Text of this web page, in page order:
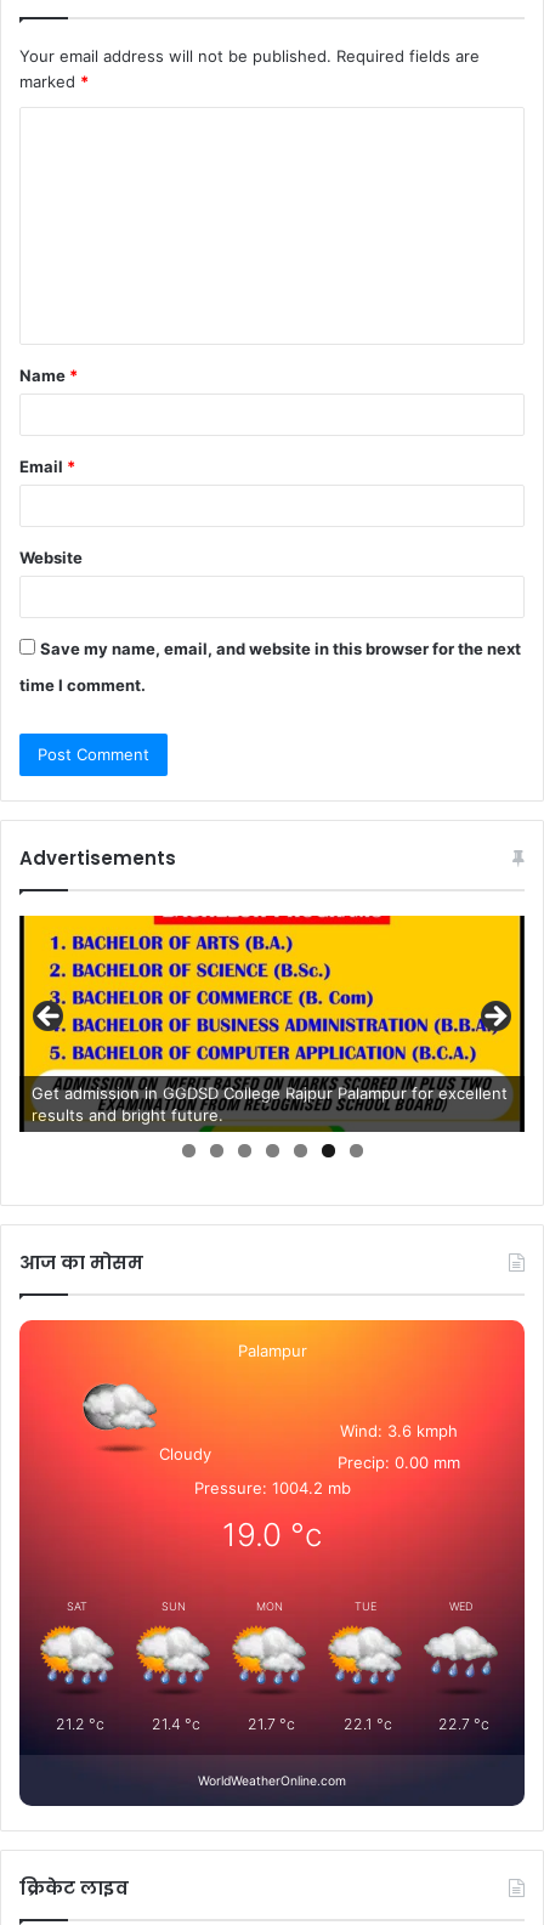
Your email address will not be published. Required fields are
marked *
Name *
Email *
Website
Save my name, email, and website in this browser for the next
time I comment.
Advertisements
Get admission in GGDSD College Rajpur Palampur for excellent
results and bright future.
आज का मोसम
Palampur
Cloudy
Wind: 3.6 kmph
Precip: 0.00 mm
Pressure: 1004.2 mb
19.0 °c
SAT
21.2 °c
SUN
21.4 °c
MON
21.7 °c
TUE
22.1 °c
WED
22.7 °c
WorldWeatherOnline.com
क्रिकेट लाइव